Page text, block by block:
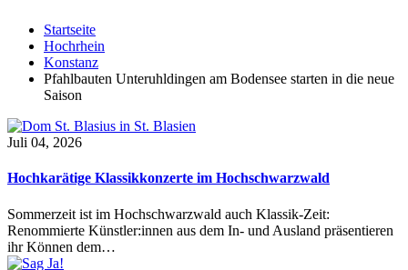
Startseite
Hochrhein
Konstanz
Pfahlbauten Unteruhldingen am Bodensee starten in die neue
Saison
Juli 04, 2026
Hochkarätige Klassikkonzerte im Hochschwarzwald
Sommerzeit ist im Hochschwarzwald auch Klassik-Zeit:
Renommierte Künstler:innen aus dem In- und Ausland präsentieren
ihr Können dem…